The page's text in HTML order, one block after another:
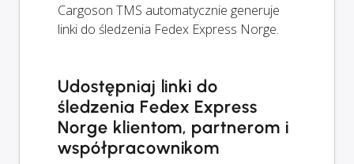
Cargoson TMS automatycznie generuje
linki do śledzenia Fedex Express Norge.
Udostępniaj linki do
śledzenia Fedex Express
Norge klientom, partnerom i
współpracownikom